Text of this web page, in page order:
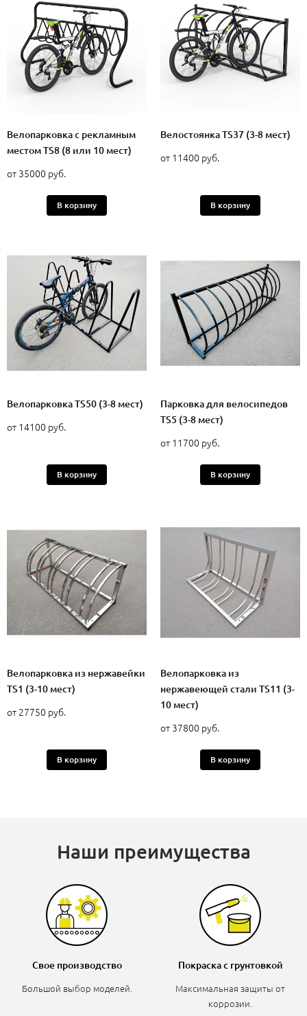
Велопарковка с рекламным
местом TS8 (8 или 10 мест)
от 35000 руб.
В корзину
Велостоянка TS37 (3-8 мест)
от 11400 руб.
В корзину
Велопарковка TS50 (3-8 мест)
от 14100 руб.
В корзину
Парковка для велосипедов
TS5 (3-8 мест)
от 11700 руб.
В корзину
Велопарковка из нержавейки
TS1 (3-10 мест)
от 27750 руб.
В корзину
Велопарковка из
нержавеющей стали TS11 (3-
10 мест)
от 37800 руб.
В корзину
Наши преимущества
Свое производство
Большой выбор моделей.
Покраска с грунтовкой
Максимальная защиты от
коррозии.